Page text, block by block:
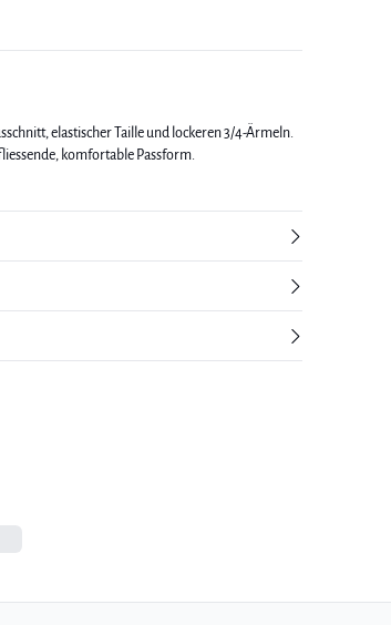
elastischer Taille und lockeren 3/4-Ärmeln.
komfortable Passform.